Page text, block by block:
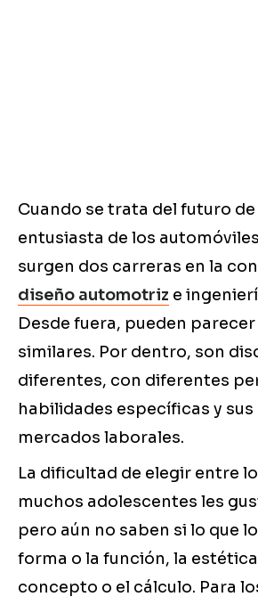
Cuando se trata del futuro de
entusiasta de los
surgen dos carreras en la
diseño automotriz e
Desde fuera, pueden
similares. Por dentro, son
diferentes, con diferentes
habilidades específicas y
mercados laborales.
La dificultad de elegir entre
muchos adolescentes les
pero aún no saben si lo que
forma o la función, la
concepto o el cálculo. Para